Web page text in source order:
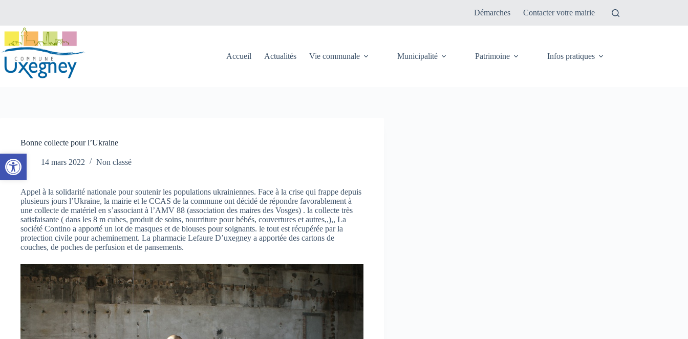
Ouvrir la barre d’outils
Démarches Contacter votre mairie
Accueil Actualités Vie communale Municipalité Patrimoine Infos pratiques
Bonne collecte pour l’Ukraine
14 mars 2022 Non classé
Appel à la solidarité nationale pour soutenir les populations ukrainiennes. Face à la crise qui frappe depuis
plusieurs jours l’Ukraine, la mairie et le CCAS de la commune ont décidé de répondre favorablement à
une collecte de matériel en s’associant à l’AMV 88 (association des maires des Vosges) . la collecte très
satisfaisante ( dans les 8 m cubes, produit de soins, nourriture pour bébés, couvertures et autres,,),, La
société Contino a apporté un lot de masques et de blouses pour soignants. le tout est récupérée par la
protection civile pour acheminement. La pharmacie Lefaure D’uxegney a apportée des cartons de
couches, de poches de perfusion et de pansements.